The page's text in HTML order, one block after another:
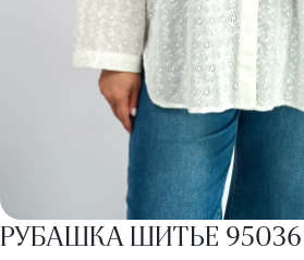
РУБАШКА ШИТЬЕ 95036